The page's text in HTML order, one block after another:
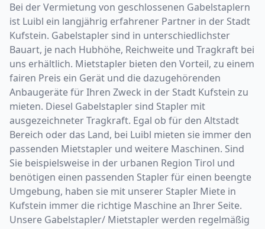
Bei der Vermietung von geschlossenen Gabelstaplern
ist Luibl ein langjährig erfahrener Partner in der Stadt
Kufstein. Gabelstapler sind in unterschiedlichster
Bauart, je nach Hubhöhe, Reichweite und Tragkraft bei
uns erhältlich. Mietstapler bieten den Vorteil, zu einem
fairen Preis ein Gerät und die dazugehörenden
Anbaugeräte für Ihren Zweck in der Stadt Kufstein zu
mieten. Diesel Gabelstapler sind Stapler mit
ausgezeichneter Tragkraft. Egal ob für den Altstadt
Bereich oder das Land, bei Luibl mieten sie immer den
passenden Mietstapler und weitere Maschinen. Sind
Sie beispielsweise in der urbanen Region Tirol und
benötigen einen passenden Stapler für einen beengte
Umgebung, haben sie mit unserer Stapler Miete in
Kufstein immer die richtige Maschine an Ihrer Seite.
Unsere Gabelstapler/ Mietstapler werden regelmäßig